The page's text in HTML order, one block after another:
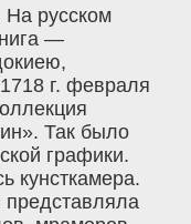
На русском
—
г. февраля
Так было
графики.
кунсткамера.